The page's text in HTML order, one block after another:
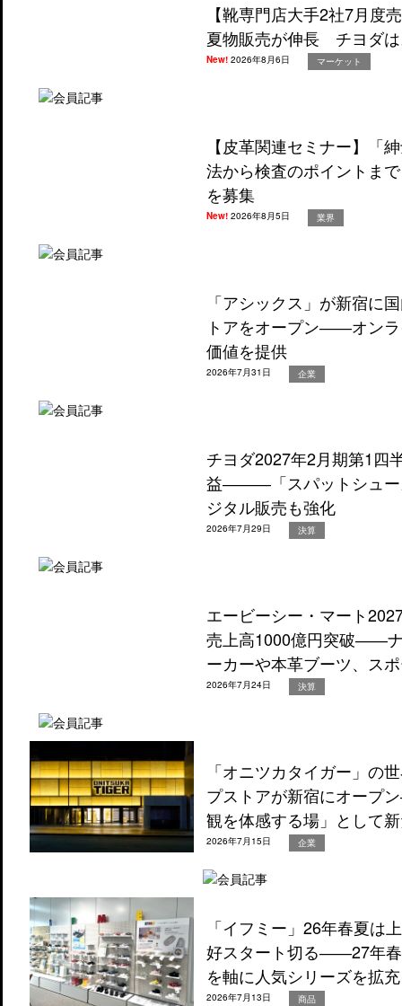
【靴専門店大手2社7月度
夏物販売が伸長 チヨダ
New!2026年8月6日 マーケット
【皮革関連セミナー】「
法から検査のポイントま
を募集
New!2026年8月5日 業界
「アシックス」が新宿に
トアをオープン――オン
価値を提供
2026年7月31日 企業
チヨダ2027年2月期第1四
益―――「スパットシュー
ジタル販売も強化
2026年7月29日 決算
エービーシー・マート
売上高1000億円突破――
ーカーや本革ブーツ、ス
2026年7月24日 決算
「オニツカタイガー」の
プストアが新宿にオープ
観を体感する場」として
2026年7月15日 企業
「イフミー」26年春夏は
好スタート切る――27年
を軸に人気シリーズを拡充
2026年7月13日 商品